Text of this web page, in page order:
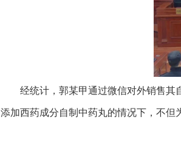
经统计，郭某甲通过微信对外销售其自
添加西药成分自制中药丸的情况下，不但